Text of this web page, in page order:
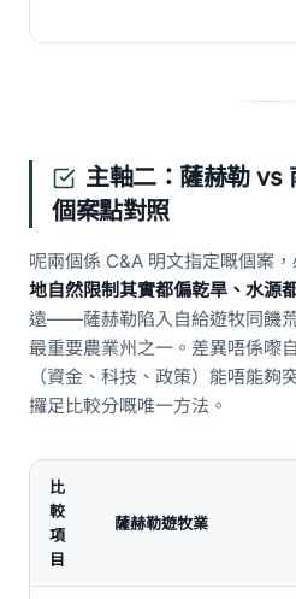
主軸二：薩赫勒
個案點對照
呢兩個係 C&A 明文指定嘅個案
地自然限制其實都偏乾旱、水源
遠——薩赫勒陷入自給遊牧同饑
最重要農業州之一。差異唔係嚟
（資金、科技、政策）能唔能夠
攞足比較分嘅唯一方法。
比
較
項
目
薩赫勒遊牧業